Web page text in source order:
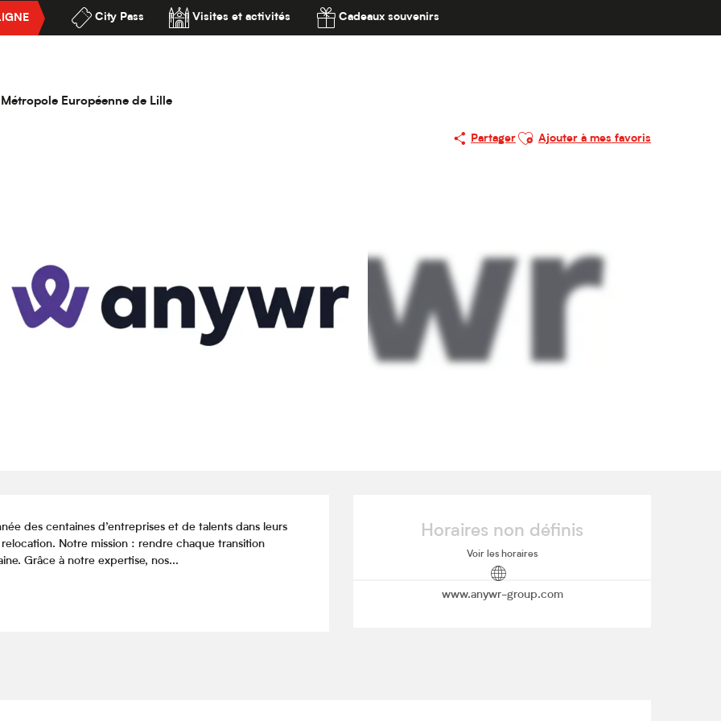
City Pass Visites et activités Cadeaux souvenirs
Européenne de Lille
ANYWR
Partager
Ajouter aux favoris
Ajouter à mes favoris
Ouverture et coordonnées
Horaires non définis
Voir les horaires
www.anywr-group.com
des centaines d’entreprises et de talents dans leurs
Notre mission : rendre chaque transition
Grâce à notre expertise, nos...